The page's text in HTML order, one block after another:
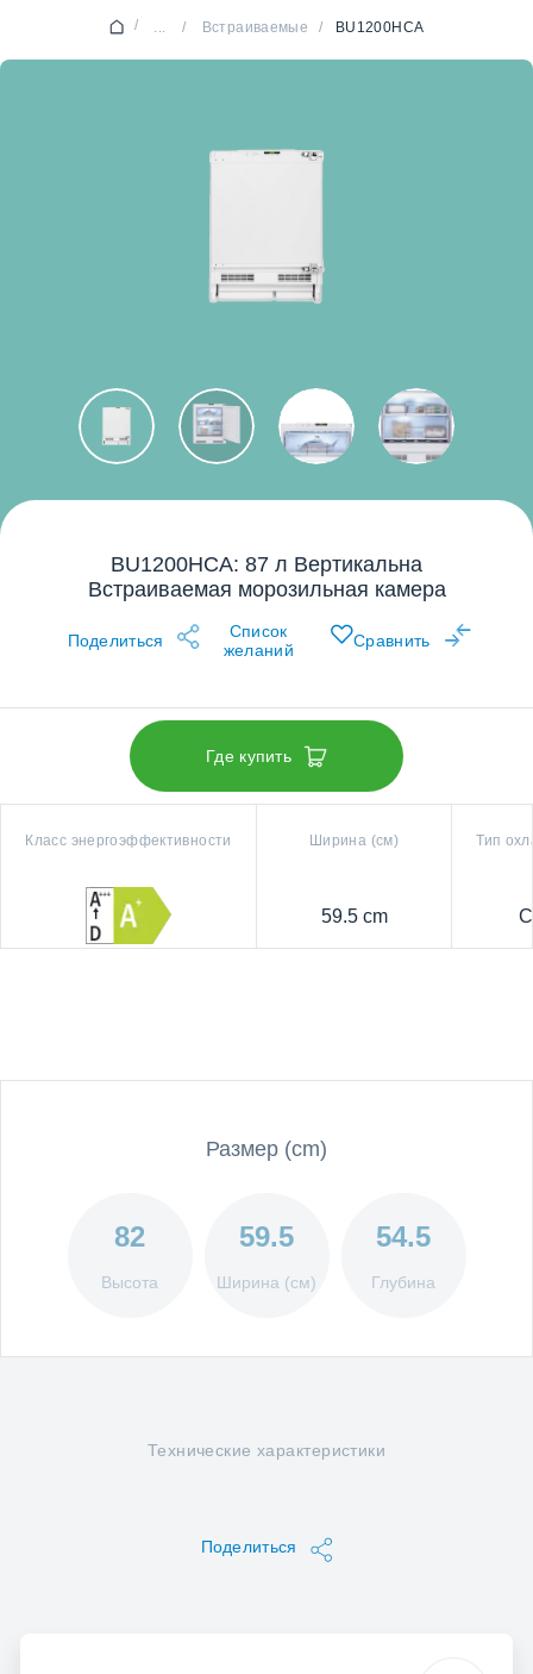
/ ... / Встраиваемые / BU1200HCA
BU1200HCA: 87 л Вертикальна
Встраиваемая морозильная камера
Поделиться
Список
желаний
Сравнить
Где купить
Класс энергоэффективности Ширина (см)
59.5 cm
Тип
Размер (cm)
82
Высота
59.5
Ширина (см)
54.5
Глубина
Технические характеристики
Поделиться